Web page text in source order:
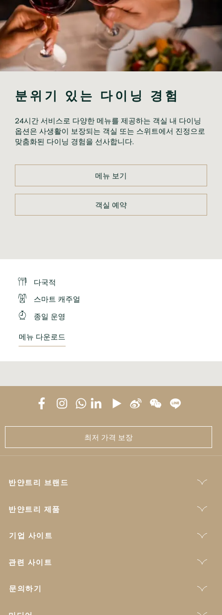
분위기 있는 다이닝 경험
24시간 서비스로 다양한 메뉴를 제공하는 객실 내 다이닝
옵션은 사생활이 보장되는 객실 또는 스위트에서 진정으로
맞춤화된 다이닝 경험을 선사합니다.
메뉴 보기
객실 예약
다국적
스마트 캐주얼
종일 운영
메뉴 다운로드
최저 가격 보장
반얀트리 브랜드
반얀트리 제품
기업 사이트
관련 사이트
문의하기